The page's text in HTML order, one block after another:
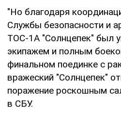
"Но благодаря
Службы безопасности и
ТОС-1А "Солнцепек" был
экипажем и полным
финальном поединке с
вражеский "Солнцепек"
поражение роскошным
в СБУ.